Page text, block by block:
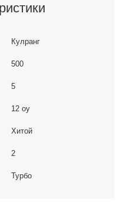
Кулранг
500
5
12 oy
Хитой
2
Турбо